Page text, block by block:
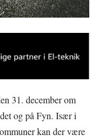
31. december om
og på Fyn. Især i
kan der være